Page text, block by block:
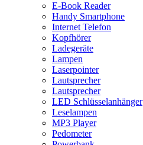
E-Book Reader
Handy Smartphone
Internet Telefon
Kopfhörer
Ladegeräte
Lampen
Laserpointer
Lautsprecher
Lautsprecher
LED Schlüsselanhänger
Leselampen
MP3 Player
Pedometer